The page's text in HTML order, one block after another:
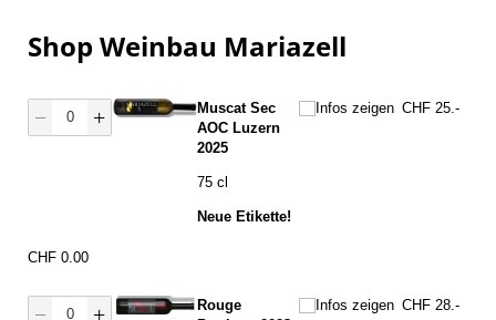
Shop Weinbau Mariazell
Menge J Muscat
Muscat Sec
AOC Luzern
2025
75 cl
Neue Etikette!
Infos zeigen
Infos zeigen CHF 25.-
Preis
CHF 0.00
Menge G Rouge BarriqueRouge
Infos zeigen
Infos zeigen CHF 28.-